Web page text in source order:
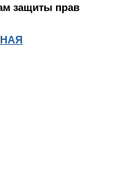
защиты прав